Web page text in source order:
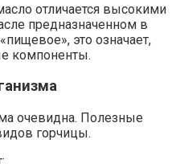
отличается высокими
предназначенном в
это означает,
компоненты.
очевидна. Полезные
горчицы.